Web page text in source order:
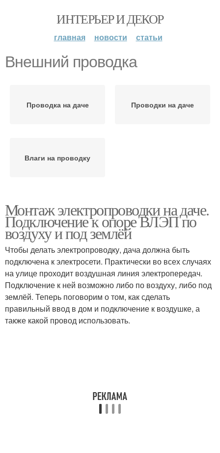
ИНТЕРЬЕР И ДЕКОР
главная новости статьи
Внешний проводка
Проводка на даче Проводки на даче
Влаги на проводку
Монтаж электропроводки на даче.
Подключение к опоре ВЛЭП по
воздуху и под землёй
Чтобы делать электропроводку, дача должна быть
подключена к электросети. Практически во всех случаях
на улице проходит воздушная линия электропередач.
Подключение к ней возможно либо по воздуху, либо под
землёй. Теперь поговорим о том, как сделать
правильный ввод в дом и подключение к воздушке, а
также какой провод использовать.